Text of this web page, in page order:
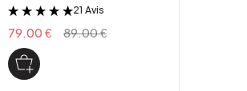
&
21 Avis
79.00 € 89.00 €